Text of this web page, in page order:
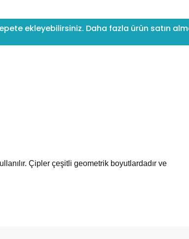
ekleyebilirsiniz. Daha fazla ürün satın
Çipler çeşitli geometrik boyutlardadır ve